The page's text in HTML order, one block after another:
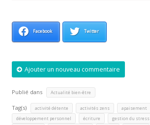
Facebook Twitter
Ajouter un nouveau commentaire
Publié dans Actualité bien-être
Tag(s) activité détente activités zens apaisement
développement personnel écriture gestion du stress